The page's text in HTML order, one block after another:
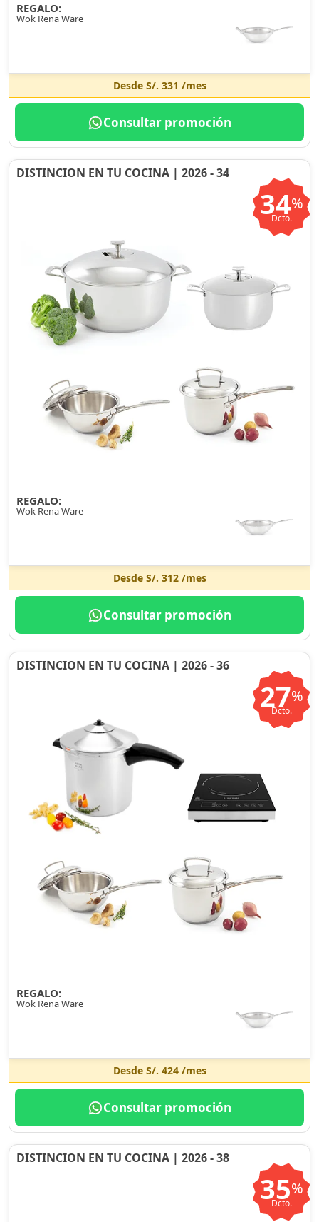
REGALO:
Wok Rena Ware
Desde S/. 331 /mes
Consultar promoción
DISTINCION EN TU COCINA | 2026 - 34
34%
Dcto.
REGALO:
Wok Rena Ware
Desde S/. 312/mes
Consultar promoción
DISTINCION EN TU COCINA | 2026 - 36
27%
Dcto.
REGALO:
Wok Rena Ware
Desde S/. 424/mes
Consultar promoción
DISTINCION EN TU COCINA | 2026 - 38
35%
Dcto.